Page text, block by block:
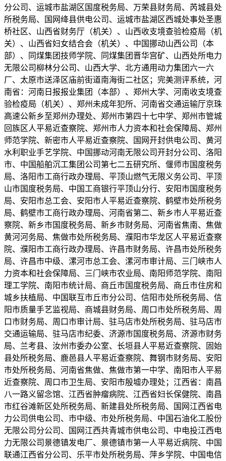
分公司、运城市盐湖区国度税务局、万荣县财务局、芮城县处
所税务局、国网绛县供电公司、运城市盐湖区西城处事处圣惠
桥社区、山西省财务厅（机关）、山西收支境查验检疫局（机
关）、山西省妇女结合会（机关）、中国挪动山西公司（本
部）、同煤集团技师学院、同煤集团晋华宫矿、山西处所电力
无限公司柳林分公司、山西大学、北方通用动力集团六一六
厂、太原市送泽区庙前街道南海街二社区；完美测评系统，河
南省：河南日报报业集团（本部）、郑州大学、河南收支境查
验检疫局（机关）、郑州未成年犯所、河南省交通运输厅京珠
高速公新乡至郑州办理处、郑州市第四十七中学、郑州市管城
回族区人平易近查察院、郑州市人力资本和社会保障局、郑州
师范学院、新密市人平易近查察院、国网开封供电公司、黄河
水利职业手艺学院、中国挪动河南无限公司开封分公司、洛阳
市、中国船舶沉工集团公司第七二五研究所、偃师市国度税务
局、洛阳市工商行政办理局、平顶山燃气无限义务公司、平顶
山市国度税务局、中国工商银行平顶山分行、安阳市国度税务
局、安阳市总工会、安阳市人平易近查察院、鹤壁市处所税务
局、鹤壁市工商行政办理局、河南省第二、新乡市人平易近查
察院、新乡市国度税务局、新乡市财务局、河南省焦南、焦做
黄河河务局、焦做市处所税务局、濮阳市华龙区人平易近查察
院、濮阳市工商行政办理局、许昌市财务局、许昌市处所税务
局、许昌市中级、漯河市总工会、漯河市审计局、三门峡市人
力资本和社会保障局、三门峡市农业局、南阳师范学院、南阳
理工学院、南阳市统计局、商丘市国度税务局、商丘市住房和
城乡扶植局、中国联互市丘市分公司、信阳市处所税务局、信
阳市质量手艺监视局、商城县财务局、周口市处所税务局、周
口市财务局、周口市审计局、驻马店市处所税务局、驻马店市
交通运输局、驻马店市纪委、济源市国度税务局、济源市财务
局、兰考县、汝州市委办公室、长垣县人平易近查察院、固始
县处所税务局、鹿邑县人平易近查察院、舞钢市财务局、安阳
市处所税务局、河南省焦做、焦做市第一中学、南阳市人平易
近查察院、周口市卫生局、安阳市殷墟办理处；江西省：南昌
八一路义留念馆、江西省肿瘤病院、江西省妇长保健院、南昌
市红谷滩新区处所税务局、新建县处所税务局、国网江西省电
力公司供电公司、市中级、市处所税务局、中国石油化工股份
无限公司分公司、国网江西共青城市供电公司、中电投江西电
力无限公司景德镇发电厂、景德镇市第一人平易近病院、中国
联通江西省分公司、乐平市处所税务局、萍乡学院、中国电信